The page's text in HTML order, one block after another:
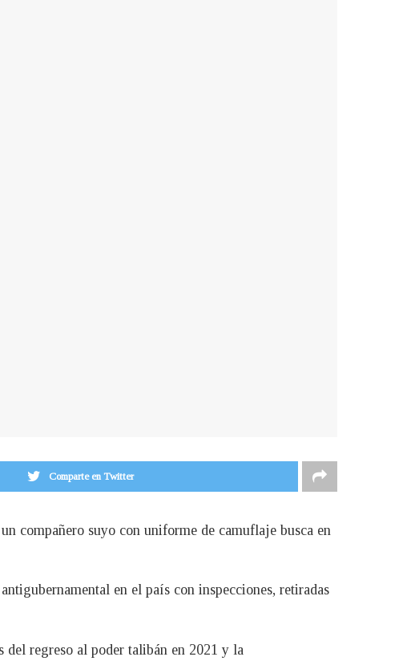
Comparte en Twitter
compañero suyo con uniforme de camuflaje busca en
en el país con inspecciones, retiradas
regreso al poder talibán en 2021 y la